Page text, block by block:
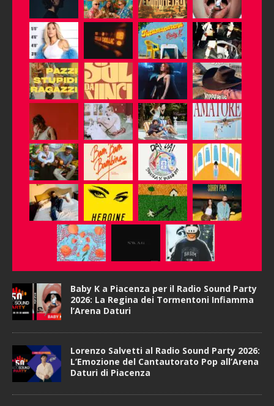
Baby K a Piacenza per il Radio Sound Party
2026: La Regina dei Tormentoni Infiamma
l’Arena Daturi
Lorenzo Salvetti al Radio Sound Party 2026:
L’Emozione del Cantautorato Pop all’Arena
Daturi di Piacenza